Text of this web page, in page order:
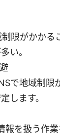
限がかか
い。
で地域制
します。
を扱う作